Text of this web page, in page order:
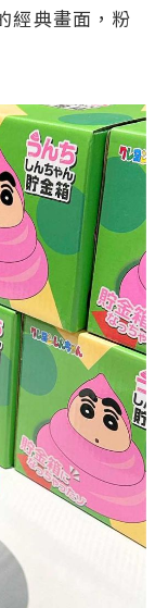
經典畫面，粉